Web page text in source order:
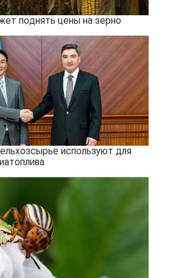
поднять цены на зерно
используют для